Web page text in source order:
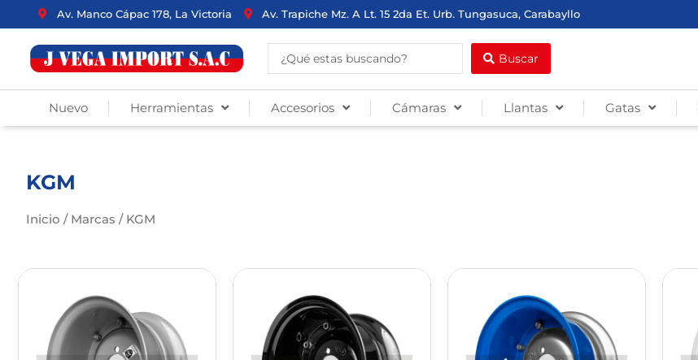
al
contenido
Av. Manco Cápac 178, La Victoria Av. Trapiche Mz. A Lt. 15 2da Et. Urb. Tungasuca, Carabayllo
Search
...
Buscar
Nuevo Herramientas Accesorios Cámaras Llantas Gatas
KGM
Inicio / Marcas / KGM